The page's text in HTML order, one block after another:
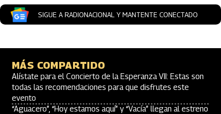
SIGUE A RADIONACIONAL Y MANTENTE CONECTADO
MÁS COMPARTIDO
Alístate para el Concierto de la Esperanza VII: Estas son
todas las recomendaciones para que disfrutes este
evento
“Aguacero”, “Hoy estamos aquí” y “Vacía” llegan al estreno